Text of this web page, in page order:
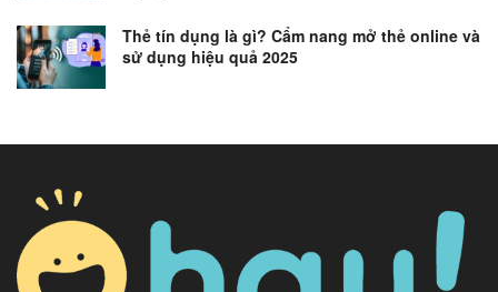
Thẻ tín dụng là gì? Cẩm nang mở thẻ online và
sử dụng hiệu quả 2025